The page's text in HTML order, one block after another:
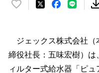
い
！
数
を
ジェックス株式会社
締役社長：五味宏樹）は
ィルター式給水器「ピ